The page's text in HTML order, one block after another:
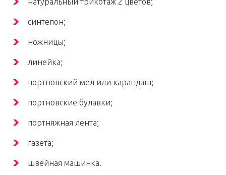
синтепон;
ножницы;
линейка;
портновский мел или карандаш;
портновские булавки;
портняжная лента;
газета;
швейная машинка.